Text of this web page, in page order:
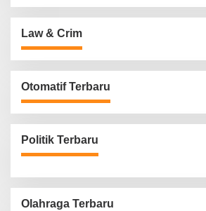
Law & Crim
Otomatif Terbaru
Politik Terbaru
Olahraga Terbaru